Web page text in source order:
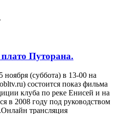
Путорана.
ноября (суббота) в 13-00 на
состоится показ фильма
клуба по реке Енисей и на
в 2008 году под руководством
трансляция